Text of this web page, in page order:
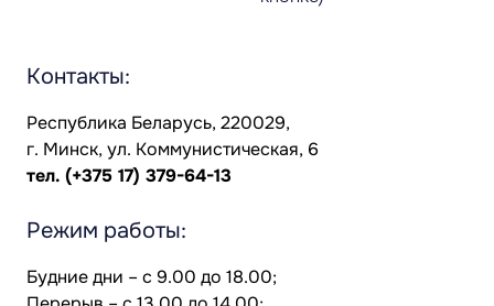
Контакты:
Республика Беларусь, 220029,
г. Минск, ул. Коммунистическая, 6
тел. (+375 17) 379-64-13
Режим работы:
Будние дни – с 9.00 до 18.00;